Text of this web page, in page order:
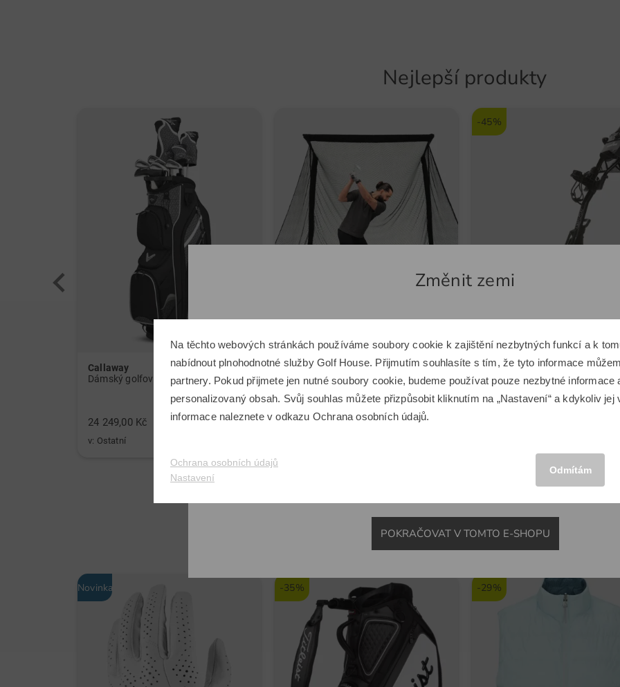
Nejlepší produkty
Callaway
Dámský golfový set holí Callaway Solaire Graphit, dámský
24 249,00 Kč
v: Ostatní
Sim Space
Domácí tréninková síť Deluxe Home černá
8 999,00 Kč
-45%
Kenton
Golfový vozík Kenton Scout
6 649,00 Kč
Novinky
Novinka -35% -29%
Změnit zemi
Chcete přepnout na odpovídající e-shop Golf House?
POKRAČOVAT V TOMTO E-SHOPU
Na těchto webových stránkách používáme soubory cookie k zajištění nezbytných funkcí a k
nabídnout plnohodnotné služby Golf House. Přijmutím souhlasíte s tím, že tyto informace
partnery. Pokud přijmete jen nutné soubory cookie, budeme používat pouze nezbytné informace
personalizovaný obsah. Svůj souhlas můžete přizpůsobit kliknutím na „Nastavení“ a kdykoliv jej
informace naleznete v odkazu Ochrana osobních údajů.
Ochrana osobních údajů
Nastavení
Odmítám